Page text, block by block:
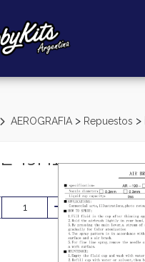
AEROGRAFIA > Repuestos >